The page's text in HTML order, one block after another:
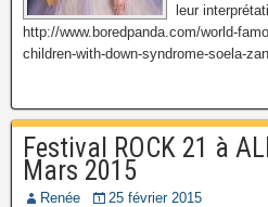
leur
http://www.boredpanda.com/world-
children-with-down-syndrome-soela-
Festival ROCK 21 à
Mars 2015
Renée
25 février 2015